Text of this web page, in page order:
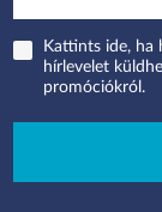
Kattints ide, ha
hírlevelet
promóciókról.